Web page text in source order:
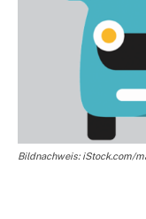
Bildnachweis: iStock.com/